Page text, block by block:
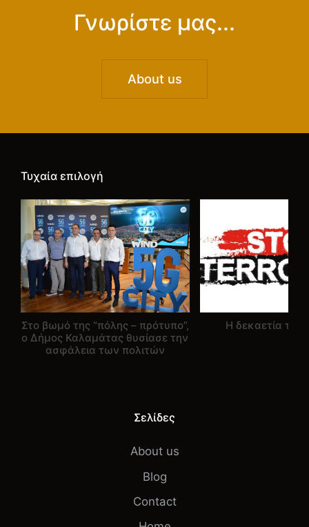
Γνωρίστε μας...
About us
Τυχαία επιλογή
Στο βωμό της “πόλης – πρότυπο”,
ο Δήμος Καλαμάτας θυσίασε την
ασφάλεια των πολιτών
Η δεκαετία του
Σελίδες
About us
Blog
Contact